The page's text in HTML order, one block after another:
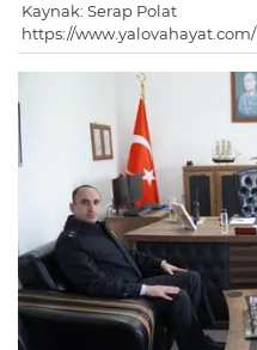
Kaynak: Serap Polat
https://www.yalovahayat.com/